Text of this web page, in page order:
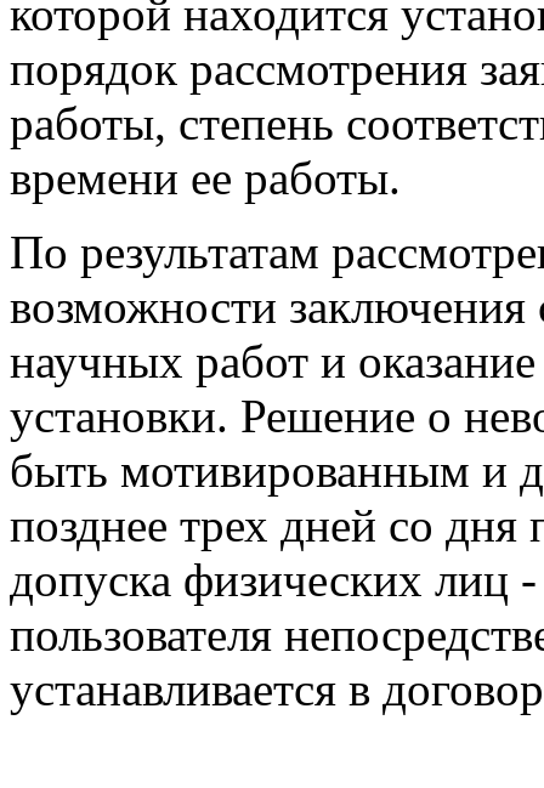
которой находится
порядок рассмотрения
работы, степень
времени ее работы.
По результатам
возможности заключения
научных работ и
установки. Решение о
быть мотивированным и
позднее трех дней со
допуска физических лиц -
пользователя
устанавливается в